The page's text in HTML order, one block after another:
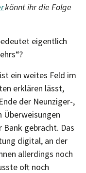
könnt ihr die Folge
eigentlich
ein weites Feld im
erklären lässt,
der Neunziger-,
Überweisungen
gebracht. Das
digital, an der
allerdings noch
oft noch